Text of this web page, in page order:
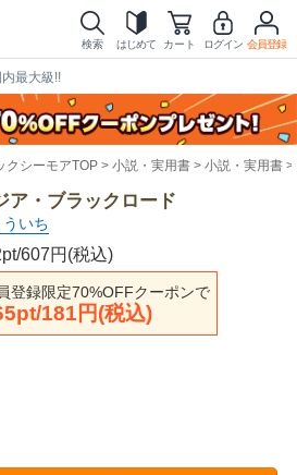
検索 はじめて カート ログイン 会員登録
最大級!!
クシーモアTOP 小説・実用書 小説・実用書
ア・ブラックロード
ういち
607円(税込)
登録限定70%OFFクーポンで
181円(税込)